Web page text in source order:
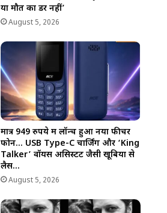
या मौत का डर नहीं’
August 5, 2026
मात्र 949 रुपये में लॉन्च हुआ नया फीचर
फोन… USB Type-C चार्जिंग और ‘King
Talker’ वॉयस असिस्टेंट जैसी खूबियों से
लैस…
August 5, 2026